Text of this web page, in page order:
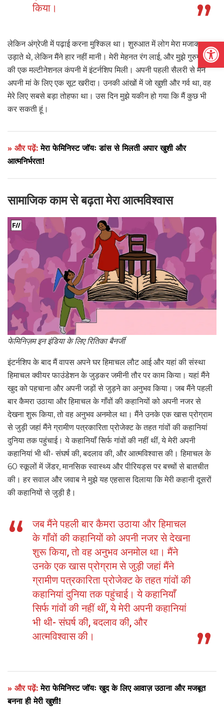
किया।
लेकिन अंग्रेजी में पढ़ाई करना मुश्किल था। शुरुआत में लोग मेरा मजाक
उड़ाते थे, लेकिन मैंने हार नहीं मानी। मेरी मेहनत रंग लाई, और मुझे गुरुग्राम
की एक मल्टीनेशनल कंपनी में इंटर्नशिप मिली। अपनी पहली सैलरी से मैंने
अपनी मां के लिए एक सूट खरीदा। उनकी आंखों में जो खुशी और गर्व था, वह
मेरे लिए सबसे बड़ा तोहफा था। उस दिन मुझे यकीन हो गया कि मैं कुछ भी
कर सकती हूं।
» और पढ़ें:मेरा फेमिनिस्ट जॉयः डांस से मिलती अपार खुशी और
आत्मनिर्भरता!
सामाजिक काम सेबढ़ता मेराआत्मविश्वास
फेमिनिज़म इन इंडिया के लिए रितिका बैनर्जी
इंटर्नशिप के बाद मैं वापस अपने घर हिमाचल लौट आई और यहां की संस्था
हिमाचल क्वीयर फाउंडेशन के जुड़कर जमीनी तौर पर काम किया। यहां मैंने
खुद को पहचाना और अपनी जड़ों से जुड़ने का अनुभव किया। जब मैंने पहली
बार कैमरा उठाया और हिमाचल के गाँवों की कहानियों को अपनी नजर से
देखना शुरू किया, तो वह अनुभव अनमोल था। मैंने उनके एक खास प्रोग्राम
से जुड़ी जहां मैंने ग्रामीण पत्रकारिता प्रोजेक्ट के तहत गांवों की कहानियां
दुनिया तक पहुंचाई। ये कहानियाँ सिर्फ गांवों की नहीं थीं, ये मेरी अपनी
कहानियां भी थी- संघर्ष की, बदलाव की, और आत्मविश्वास की। हिमाचल के
60 स्कूलों में जेंडर, मानसिक स्वास्थ्य और पीरियड्स पर बच्चों से बातचीत
की। हर सवाल और जवाब ने मुझे यह एहसास दिलाया कि मेरी कहानी दूसरों
की कहानियों से जुड़ी है।
जब मैंने पहली बार कैमरा उठाया और हिमाचल
के गाँवों की कहानियों को अपनी नजर से देखना
शुरू किया, तो वह अनुभव अनमोल था। मैंने
उनके एक खास प्रोग्राम से जुड़ी जहां मैंने
ग्रामीण पत्रकारिता प्रोजेक्ट के तहत गांवों की
कहानियां दुनिया तक पहुंचाई। ये कहानियाँ
सिर्फ गांवों की नहीं थीं, ये मेरी अपनी कहानियां
भी थी- संघर्ष की, बदलाव की, और
आत्मविश्वास की।
» और पढ़ें:मेरा फेमिनिस्ट जॉयः खुद के लिए आवाज़ उठाना और मजबूत
बनना ही मेरी खुशी!